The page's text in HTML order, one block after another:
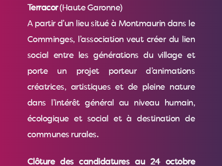
Terracor(Haute Garonne)
A partir d’un lieu situé à Montmaurin dans le
Comminges, l’association veut créer du lien
social entre les générations du village et
porte un projet porteur d’animations
créatrices, artistiques et de pleine nature
dans l’intérêt général au niveau humain,
écologique et social et à destination de
communes rurales.
Clôture des candidatures au 24 octobre